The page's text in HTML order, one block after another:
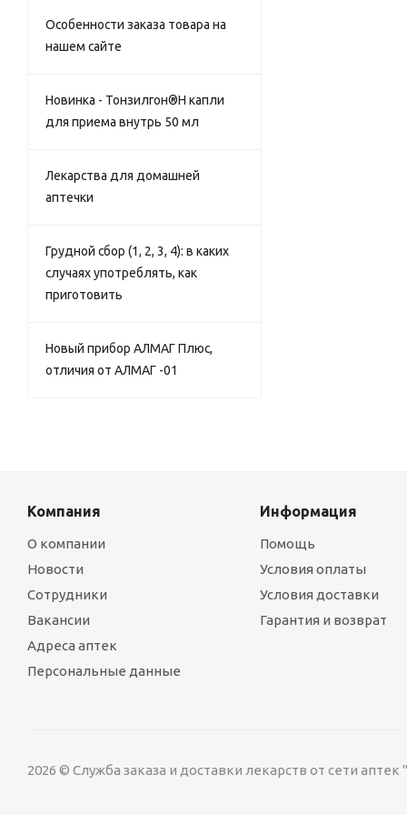
Особенности заказа товара на
нашем сайте
Новинка - Тонзилгон®Н капли
для приема внутрь 50 мл
Лекарства для домашней
аптечки
Грудной сбор (1, 2, 3, 4): в каких
случаях употреблять, как
приготовить
Новый прибор АЛМАГ Плюс,
отличия от АЛМАГ -01
Компания
О компании
Новости
Сотрудники
Вакансии
Адреса аптек
Персональные данные
Информация
Помощь
Условия оплаты
Условия доставки
Гарантия и возврат
2026 © Служба заказа и доставки лекарств от сети